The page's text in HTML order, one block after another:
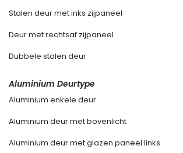
Stalen deur met inks zijpaneel
Deur met rechtsaf zijpaneel
Dubbele stalen deur
Aluminium Deurtype
Aluminium enkele deur
Aluminium deur met bovenlicht
Aluminium deur met glazen paneel links